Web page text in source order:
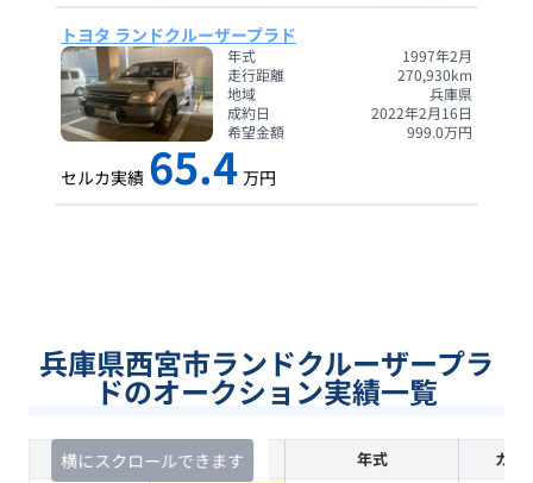
トヨタ ランドクルーザープラド
年式
1997年2月
走行距離
270,930km
地域
兵庫県
成約日
2022年2月16日
希望金額
999.0万円
セルカ実績 65.4 万円
兵庫県西宮市ランドクルーザープラ
ドのオークション実績一覧
横にスクロールできます
査定時期 セルカ実績 年式 カラ